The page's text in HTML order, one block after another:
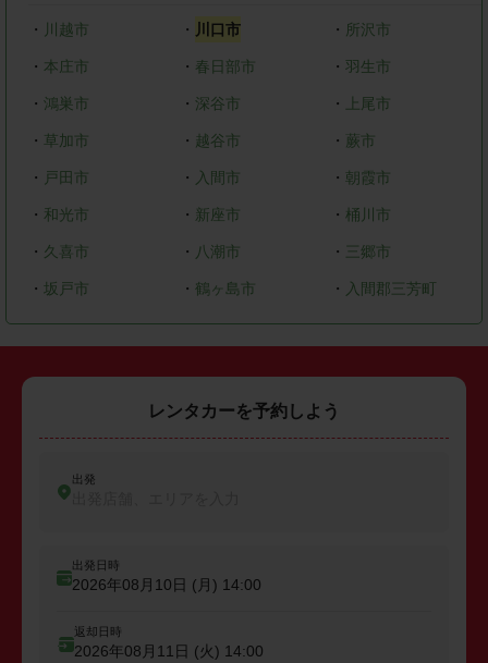
・ 川越市 ・ 川口市 ・ 所沢市
・ 本庄市 ・ 春日部市 ・羽生市
・ 鴻巣市 ・ 深谷市 ・ 上尾市
・ 草加市 ・ 越谷市 ・ 蕨市
・ 戸田市 ・ 入間市 ・ 朝霞市
・ 和光市 ・ 新座市 ・ 桶川市
・ 久喜市 ・ 八潮市 ・ 三郷市
・ 坂戸市 ・ 鶴ヶ島市 ・ 入間郡三芳町
レンタカーを予約しよう
出発
出発日時
2026年08月10日 (月) 14:00
返却日時
2026年08月11日 (火) 14:00